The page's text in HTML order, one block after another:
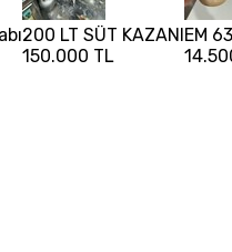
200 LT SÜT KAZANI
150.000 TL
EM